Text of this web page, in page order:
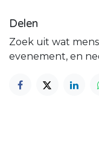
Delen
Zoek uit wat
evenement, en